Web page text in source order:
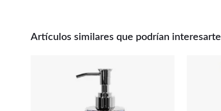
Artículos similares que podrían interesarte